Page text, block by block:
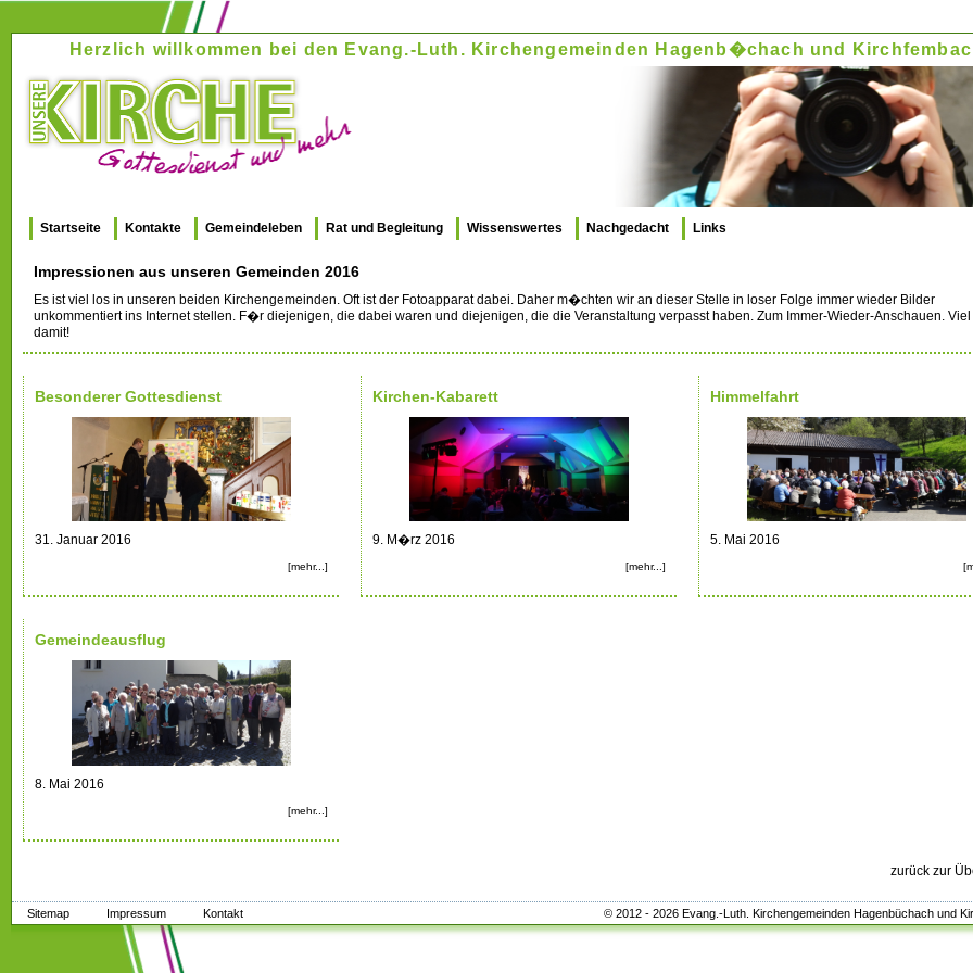
Herzlich willkommen bei den Evang.-Luth. Kirchengemeinden Hagenb�chach und
Startseite Kontakte Gemeindeleben Rat und Begleitung Wissenswertes Nachgedacht Links
Impressionen aus unseren Gemeinden 2016
Es ist viel los in unseren beiden Kirchengemeinden. Oft ist der Fotoapparat dabei. Daher m�chten wir an dieser Stelle in loser Folge immer wieder Bilder
unkommentiert ins Internet stellen. F�r diejenigen, die dabei waren und diejenigen, die die Veranstaltung verpasst haben. Zum Immer-Wieder-Anschauen.
damit!
Besonderer Gottesdienst
31. Januar 2016
[mehr...]
Kirchen-Kabarett
9. M�rz 2016
[mehr...]
Himmelfahrt
5. Mai 2016
Gemeindeausflug
8. Mai 2016
[mehr...]
zurück zur
Sitemap Impressum Kontakt © 2012 - 2026 Evang.-Luth. Kirchengemeinden Hagenbüchach und